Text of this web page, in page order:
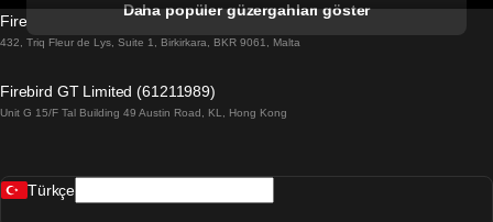
Barselona Sevilla Treni
Belfast Dublin Treni
Daha popüler güzergahları göster
Firebird GT Limited (OC 1451)
432, Triq Fleur de Lys, Suite 1, Birkirkara, BKR 9061, Malta
Firebird GT Limited (61211989)
Unit G 15/F Tal Building 49 Austin Road, KL, Hong Kong
Türkçe